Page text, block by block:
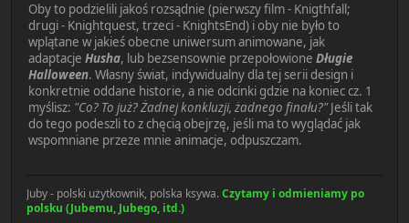
Oby to podzielili jakoś rozsądnie (pierwszy film - Knigthfall;
drugi - Knightquest, trzeci - KnightsEnd) i oby nie było to
wplątane w jakieś obecne uniwersum animowane, jak
adaptacje Husha, lub bezsensownie przepołowione Długie
Halloween. Własny świat, indywidualny dla tej serii design i
konkretnie oddane historie, a nie odcinki gdzie na koniec cz. 1
myślisz: "Co? To już? Żadnej konkluzji, żadnego finału?"Jeśli tak
do tego podeszli to z chęcią obejrzę, jeśli ma to wyglądać jak
wspomniane przeze mnie animacje, odpuszczam.
Juby - polski użytkownik, polska ksywa.Czytamy i odmieniamy po
polsku (Jubemu, Jubego, itd.)